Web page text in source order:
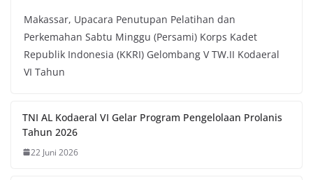
Makassar, Upacara Penutupan Pelatihan dan
Perkemahan Sabtu Minggu (Persami) Korps Kadet
Republik Indonesia (KKRI) Gelombang V TW.II Kodaeral
VI Tahun
TNI AL Kodaeral VI Gelar Program Pengelolaan Prolanis
Tahun 2026
22 Juni 2026